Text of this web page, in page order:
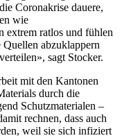
Coronakrise dauere,
wie
extrem ratlos und fühlen
abzuklappern
sagt Stocker.
mit den Kantonen
durch die
Schutzmaterialen –
rechnen, dass auch
weil sie sich infiziert